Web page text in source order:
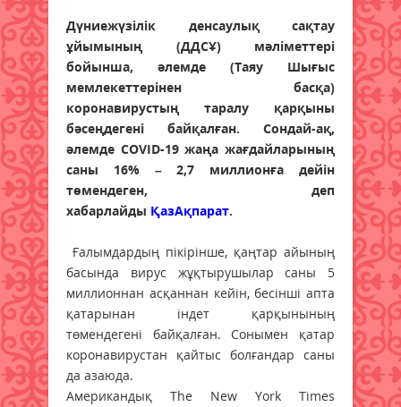
Дүниежүзілік денсаулық сақтау
ұйымының (ДДСҰ) мәліметтері
бойынша, әлемде (Таяу Шығыс
мемлекеттерінен басқа)
коронавирустың таралу қарқыны
бәсеңдегені байқалған.
Сондай-ақ,
әлемде COVID-19 жаңа жағдайларының
саны 16% – 2,7 миллионға дейін
төмендеген, деп
хабарлайды ҚазАқпарат.
Ғалымдардың пікірінше, қаңтар айының
басында вирус жұқтырушылар саны 5
миллионнан асқаннан кейін, бесінші апта
қатарынан індет қарқынының
төмендегені байқалған. Сонымен қатар
коронавирустан қайтыс болғандар саны
да азаюда. ⠀
Американдық The New York Times